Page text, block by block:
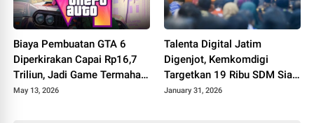
Biaya Pembuatan GTA 6
Diperkirakan Capai Rp16,7
Triliun, Jadi Game Termahal
Sepanjang Sejarah?
May 13, 2026
Talenta Digital Jatim
Digenjot, Kemkomdigi
Targetkan 19 Ribu SDM Siap
Digital di 2026
January 31, 2026